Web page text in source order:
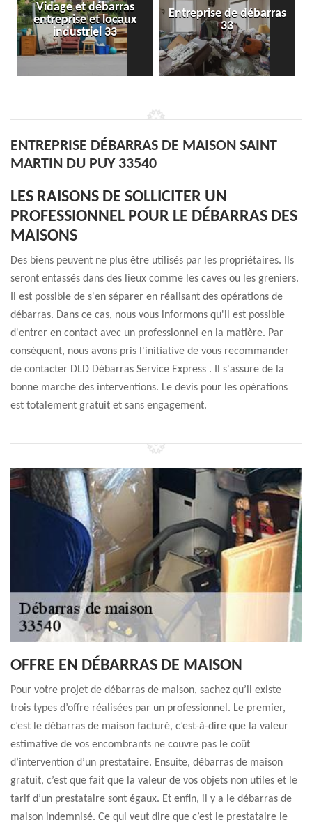
et débarras
et locaux
33
Entreprise de débarras
ENTREPRISE DÉBARRAS DE MAISON SAINT
MARTIN DU PUY 33540
LES RAISONS DE SOLLICITER UN
PROFESSIONNEL POUR LE DÉBARRAS DES
MAISONS
Des biens peuvent ne plus être utilisés par les propriétaires. Ils
seront entassés dans des lieux comme les caves ou les greniers.
Il est possible de s'en séparer en réalisant des opérations de
débarras. Dans ce cas, nous vous informons qu'il est possible
d'entrer en contact avec un professionnel en la matière. Par
conséquent, nous avons pris l'initiative de vous recommander
de contacter DLD Débarras Service Express . Il s'assure de la
bonne marche des interventions. Le devis pour les opérations
est totalement gratuit et sans engagement.
OFFRE EN DÉBARRAS DE MAISON
Pour votre projet de débarras de maison, sachez qu’il existe
trois types d’offre réalisées par un professionnel. Le premier,
c’est le débarras de maison facturé, c’est-à-dire que la valeur
estimative de vos encombrants ne couvre pas le coût
d’intervention d’un prestataire. Ensuite, débarras de maison
gratuit, c’est que fait que la valeur de vos objets non utiles et le
tarif d’un prestataire sont égaux. Et enfin, il y a le débarras de
maison indemnisé. Ce qui veut dire que c’est le prestataire le